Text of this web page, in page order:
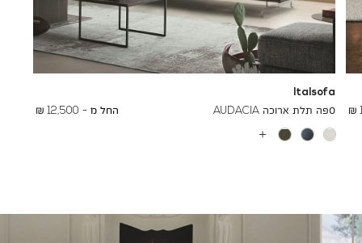
Italsofa
ספה תלת ארוכה AUDACIA
החל מ - 12,500 ₪ To
16,470 ₪